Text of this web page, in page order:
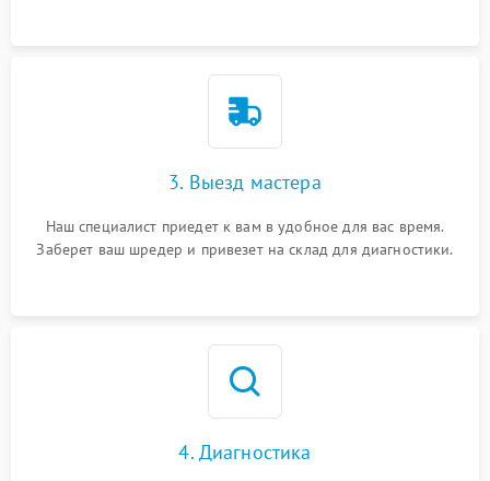
3. Выезд мастера
Наш специалист приедет к вам в удобное для вас время.
Заберет ваш шредер и привезет на склад для диагностики.
4. Диагностика